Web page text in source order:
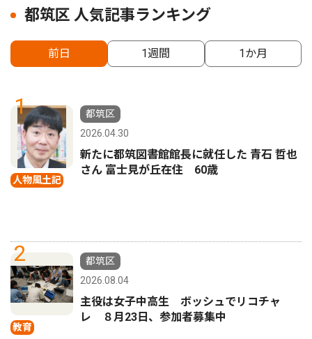
都筑区 人気記事ランキング
前日 1週間 1か月
1
人物風土記
都筑区
2026.04.30
新たに都筑図書館館長に就任した 青石 哲也
さん 富士見が丘在住 60歳
2
教育
都筑区
2026.08.04
主役は女子中高生 ボッシュでリコチャ
レ ８月23日、参加者募集中